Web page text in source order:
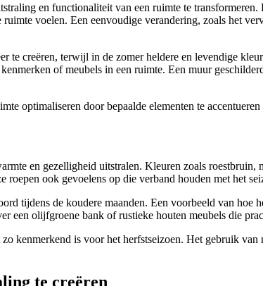
en functionaliteit van een ruimte te
voelen. Een eenvoudige verandering, zoals het
creëren, terwijl in de zomer heldere en levendige
of meubels in een ruimte. Een muur
optimaliseren door bepaalde elementen te
en gezelligheid uitstralen. Kleuren zoals
ook gevoelens op die verband houden met het
tijdens de koudere maanden. Een voorbeeld van
olijfgroene bank of rustieke houten meubels die
kenmerkend is voor het herfstseizoen. Het gebruik
te creëren